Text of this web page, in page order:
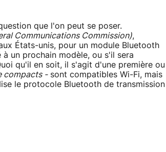
que l'on peut se poser.
Communications Commission),
États-unis, pour un module Bluetooth
un prochain modèle, ou s'il sera
qu'il en soit, il s'agit d'une première ou
compacts -sont compatibles Wi-Fi, mais
le protocole Bluetooth de transmission